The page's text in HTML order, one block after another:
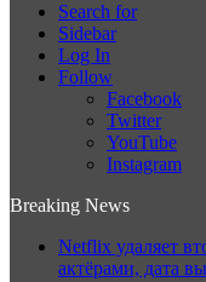
Search for
Sidebar
Log In
Follow
Facebook
Twitter
YouTube
Instagram
Breaking News
Netflix удаляет
актёрами, дата